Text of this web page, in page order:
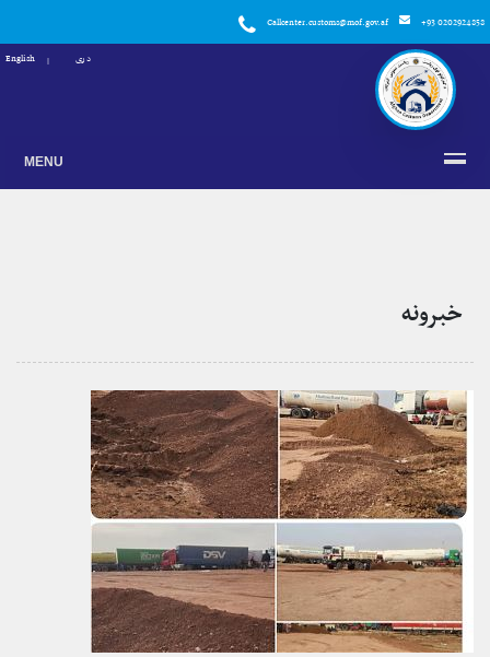
Callcenter.customs@mof.gov.af +93 0202924858
دری English
MENU
خبرونه